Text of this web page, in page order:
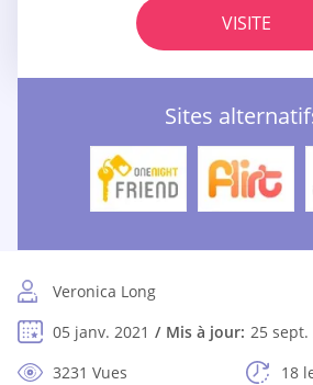
VISITE
Sites
Veronica Long
05 janv. 2021
Mis à jour: 25 sept.
3231 Vues
18